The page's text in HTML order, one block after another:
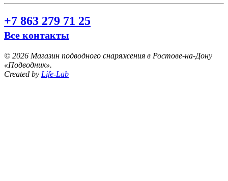
+7 863 279 71 25
Все контакты
© 2026 Магазин подводного снаряжения в Ростове-на-Дону
«Подводник».
Created by Life-Lab